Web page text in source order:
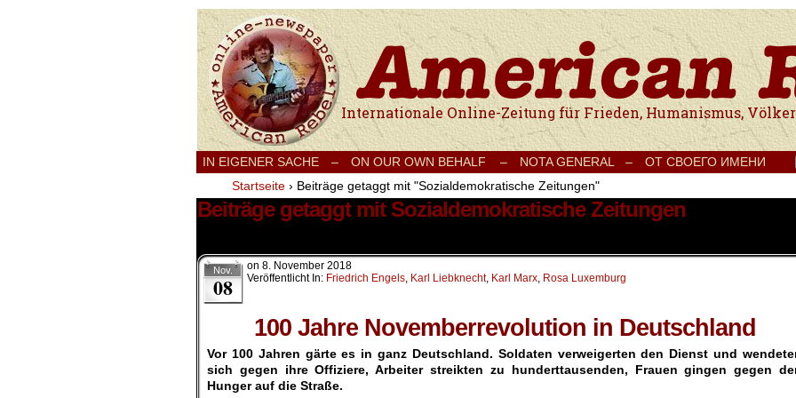
Internationale Onlinezeitung für Frieden, Humanismus, Völkerverständigung und
IN EIGENER SACHE – ON OUR OWN BEHALF – NOTA GENERAL – ОТ СВОЕГО ИМЕНИ
Startseite › Beiträge getaggt mit "Sozialdemokratische Zeitungen"
Beiträge getaggt mit Sozialdemokratische Zeitungen
Nov.
08
on 8. November 2018
Veröffentlicht In: Friedrich Engels, Karl Liebknecht, Karl Marx, Rosa Luxemburg
100 Jahre Novemberrevolution in Deutschland
Vor 100 Jahren gärte es in ganz Deutschland. Soldaten verweigerten den Dienst und
sich gegen ihre Offiziere, Arbeiter streikten zu hunderttausenden, Frauen gingen gegen
Hunger auf die Straße.